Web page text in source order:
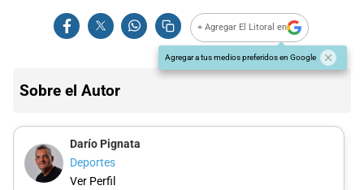
+ Agregar El Litoral en
Agregar a tus medios preferidos en Google
Sobre el Autor
Darío Pignata
Deportes
Ver Perfil